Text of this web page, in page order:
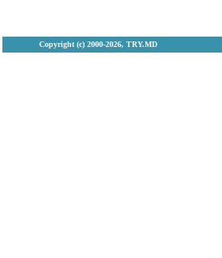
Copyright (с) 2000-2026, TRY.MD